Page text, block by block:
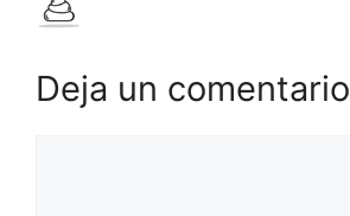
Deja un comentario